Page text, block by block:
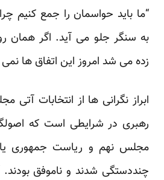
“ما باید حواسمان را جمع کنیم
به سنگر جلو می آید. اگر همان
زده می شد امروز این اتفاق ها نمی
ابراز نگرانی ها از انتخابات
رهبری در شرایطی است که
مجلس نهم و ریاست جمهوری
چنددستگی شدند و ناموفق